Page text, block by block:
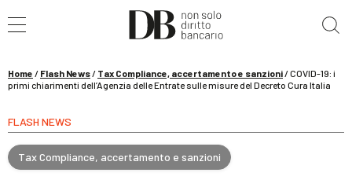
WEBINAR / 17 settembre
La governance dell’Intelligenza Artificiale
Home / Flash News/ Tax Compliance, accertamento e sanzioni/COVID-19: i
primi chiarimenti dell’Agenzia delle Entrate sulle misure del Decreto Cura Italia
FLASH NEWS
Tax Compliance, accertamento e sanzioni